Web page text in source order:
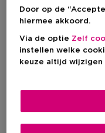
helpt jehuid gezond
sterk en glanzend
daardoor uitgegroeid
beautyproducten.
voor je
Door op de
hiermee akkoord.
Via de optie Zelf
instellen welke
keuze altijd